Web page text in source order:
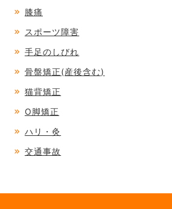
膝痛
スポーツ障害
手足のしびれ
骨盤矯正(産後含む)
猫背矯正
O脚矯正
ハリ・灸
交通事故